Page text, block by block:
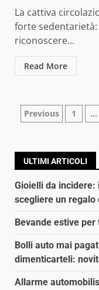
La cattiva
forte
riconoscere...
Read More
Previous 1 …
ULTIMI ARTICOLI
Gioielli da
scegliere un regalo
Bevande estive
Bolli auto mai
dimenticarteli:
Allarme